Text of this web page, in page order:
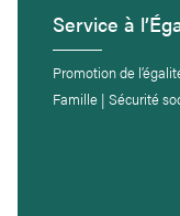
Service à
Promotion de
Famille | Sécurité